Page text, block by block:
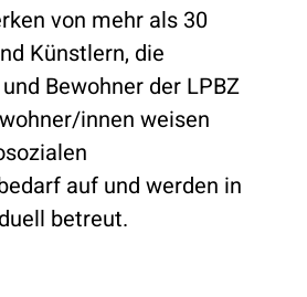
von mehr als 30
Künstlern, die
Bewohner der LPBZ
innen weisen
auf und werden in
betreut.